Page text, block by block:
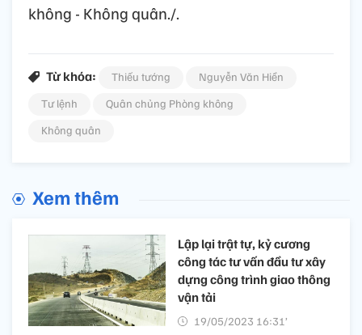
không - Không quân./.
Từ khóa: Thiếu tướng
Nguyễn Văn Hiền
Tư lệnh
Quân chủng Phòng không
Không quân
Xem thêm
Lập lại trật tự, kỷ cương
công tác tư vấn đầu tư xây
dựng công trình giao thông
vận tải
19/05/2023 16:31’